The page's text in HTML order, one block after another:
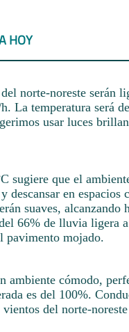
HOY
norte-noreste serán
La temperatura será
usar luces
sugiere que el
descansar en espacios
suaves, alcanzando
66% de lluvia ligera
pavimento mojado.
ambiente cómodo,
es del 100%.
del norte-